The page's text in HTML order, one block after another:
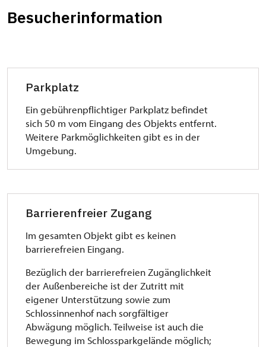
Besucherinformation
Parkplatz
Ein gebührenpflichtiger Parkplatz befindet
sich 50 m vom Eingang des Objekts entfernt.
Weitere Parkmöglichkeiten gibt es in der
Umgebung.
Barrierenfreier Zugang
Im gesamten Objekt gibt es keinen
barrierefreien Eingang.
Bezüglich der barrierefreien Zugänglichkeit
der Außenbereiche ist der Zutritt mit
eigener Unterstützung sowie zum
Schlossinnenhof nach sorgfältiger
Abwägung möglich. Teilweise ist auch die
Bewegung im Schlossparkgelände möglich;